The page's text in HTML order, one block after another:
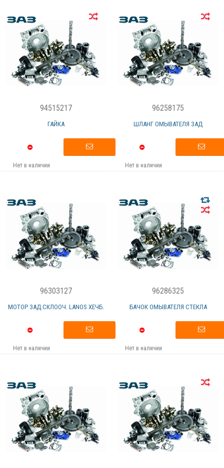
94515217
ГАЙКА
Нет в наличии
96258175
ШЛАНГ ОМЫВАТЕЛЯ ЗАД
Нет в наличии
96303127
МОТОР ЗАД.СКЛООЧ. LANOS ХЕЧБ.
Нет в наличии
96286325
БАЧОК ОМЫВАТЕЛЯ СТЕКЛА
Нет в наличии